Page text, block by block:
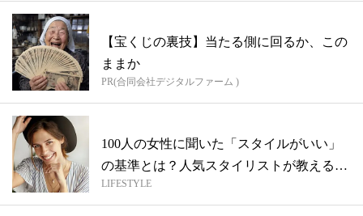
【宝くじの裏技】当たる側に回るか、この
ままか
PR(合同会社デジタルファーム )
100人の女性に聞いた「スタイルがいい」
の基準とは？人気スタイリストが教える
〝ス...
LIFESTYLE